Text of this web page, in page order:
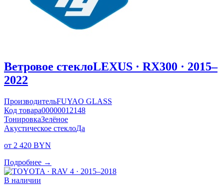
Ветровое стеклоLEXUS · RX300 · 2015–
2022
ПроизводительFUYAO GLASS
Код товара00000012148
ТонировкаЗелёное
Акустическое стеклоДа
от 2 420 BYN
Подробнее →
В наличии